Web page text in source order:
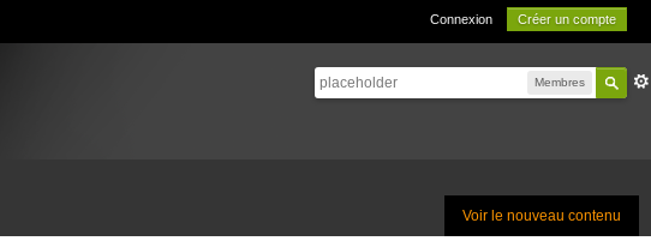
Connexion Créer un compte
Membres
Voir le nouveau contenu